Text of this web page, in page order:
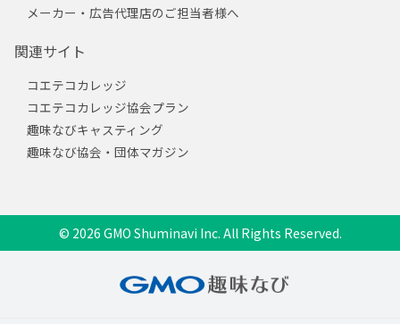
メーカー・広告代理店のご担当者様へ
関連サイト
コエテコカレッジ
コエテコカレッジ協会プラン
趣味なびキャスティング
趣味なび協会・団体マガジン
© 2026 GMO Shuminavi Inc. All Rights Reserved.